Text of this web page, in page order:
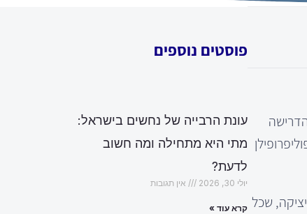
שכל
פוסטים נוספים
עונת הרבייה של נחשים בישראל:
מתי היא מתחילה ומה חשוב
לדעת?
יולי 30, 2026 אין תגובות
קרא עוד »